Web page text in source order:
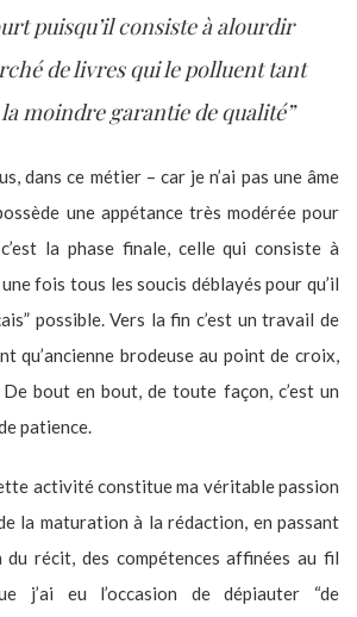
puisqu’il consiste à alourdir
de livres qui le polluent tant
moindre garantie de qualité”
dans ce métier – car je n’ai pas une âme
une appétance très modérée pour
la phase finale, celle qui consiste à
fois tous les soucis déblayés pour qu’il
possible. Vers la fin c’est un travail de
qu’ancienne brodeuse au point de croix,
De bout en bout, de toute façon, c’est un
patience.
activité constitue ma véritable passion
la maturation à la rédaction, en passant
récit, des compétences affinées au fil
j’ai eu l’occasion de dépiauter “de